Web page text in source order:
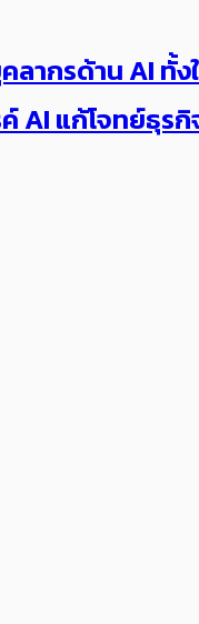
ากรด้าน AI
AI แก้โจทย์ธุรกิ